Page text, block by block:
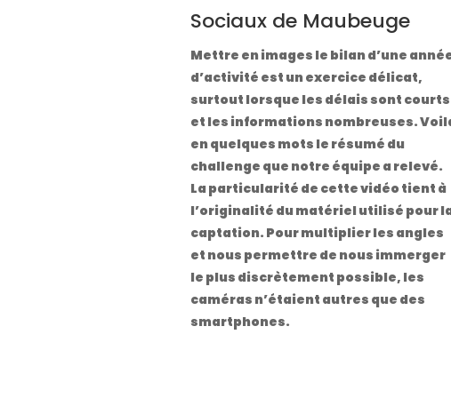
Sociaux de Maubeuge
Mettre en images le bilan d’une
d’activité est un exercice délicat,
surtout lorsque les délais sont courts
et les informations nombreuses.
en quelques mots le résumé du
challenge que notre équipe a relevé.
La particularité de cette vidéo tient à
l’originalité du matériel utilisé pour
captation. Pour multiplier les angles
et nous permettre de nous immerger
le plus discrètement possible, les
caméras n’étaient autres que des
smartphones.